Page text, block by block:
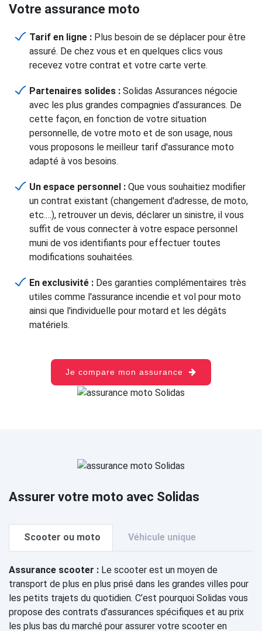
Votre assurance moto
Tarif en ligne : Plus besoin de se déplacer pour être
assuré. De chez vous et en quelques clics vous
recevez votre contrat et votre carte verte.
Partenaires solides : Solidas Assurances négocie
avec les plus grandes compagnies d’assurances. De
cette façon, en fonction de votre situation
personnelle, de votre moto et de son usage, nous
vous proposons le meilleur tarif d'assurance moto
adapté à vos besoins.
Un espace personnel : Que vous souhaitiez modifier
un contrat existant (changement d'adresse, de moto,
etc.…), retrouver un devis, déclarer un sinistre, il vous
suffit de vous connecter à votre espace personnel
muni de vos identifiants pour effectuer toutes
modifications souhaitées.
En exclusivité : Des garanties complémentaires très
utiles comme l'assurance incendie et vol pour moto
ainsi que l'individuelle pour motard et les dégâts
matériels.
Je compare mon assurance
Assurer votre moto avec Solidas
Scooter ou moto Véhicule unique
Assurance scooter : Le scooter est un moyen de
transport de plus en plus prisé dans les grandes villes pour
les petits trajets du quotidien. C’est pourquoi Solidas vous
propose des contrats d’assurances spécifiques et au prix
les plus bas du marché pour assurer votre scooter en